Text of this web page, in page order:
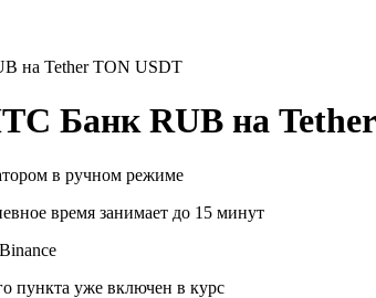
на Tether TON USDT
Банк RUB на
в ручном режиме
время занимает до 15 минут
пункта уже включен в курс